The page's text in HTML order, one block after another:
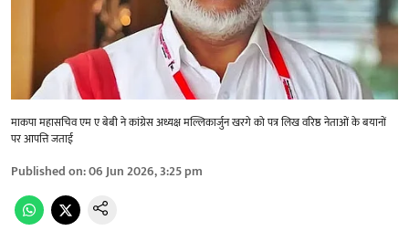
माकपा महासचिव एम ए बेबी ने कांग्रेस अध्यक्ष मल्लिकार्जुन खरगे को पत्र लिख वरिष्ठ नेताओं के बयानों
पर आपत्ति जताई
Published on:06 Jun 2026, 3:25 pm